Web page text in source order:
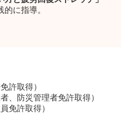
に指導。
許取得）
、防災管理者免許取得）
免許取得）